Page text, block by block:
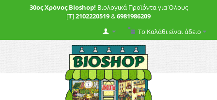
30ος Χρόνος Bioshop! Βιολογικά Προϊόντα για Όλους
[T]2102220519&6981986209
Το Καλάθι είναι άδειο